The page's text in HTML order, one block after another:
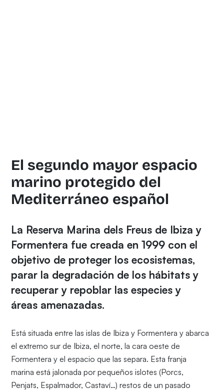
El segundo mayor espacio
marino protegido del
Mediterráneo español
La Reserva Marina dels Freus de Ibiza y
Formentera fue creada en 1999 con el
objetivo de proteger los ecosistemas,
parar la degradación de los hábitats y
recuperar y repoblar las especies y
áreas amenazadas.
Está situada entre las islas de Ibiza y Formentera y abarca
el extremo sur de Ibiza, el norte, la cara oeste de
Formentera y el espacio que las separa. Esta franja
marina está jalonada por pequeños islotes (Porcs,
Penjats, Espalmador, Castaví…) restos de un pasado